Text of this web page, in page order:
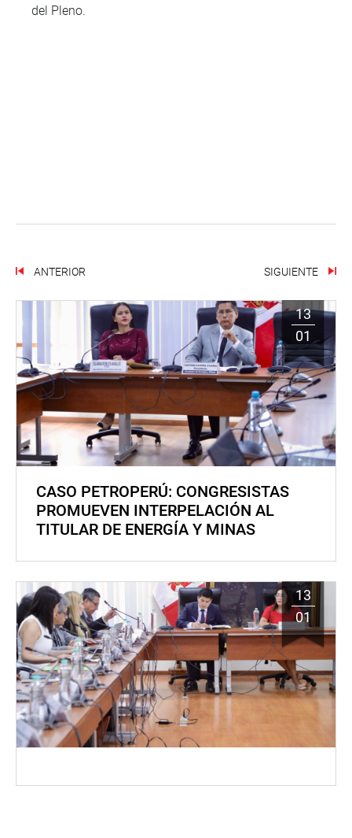
del Pleno.
ANTERIOR SIGUIENTE
13
01
CASO PETROPERÚ: CONGRESISTAS
PROMUEVEN INTERPELACIÓN AL
TITULAR DE ENERGÍA Y MINAS
13
01